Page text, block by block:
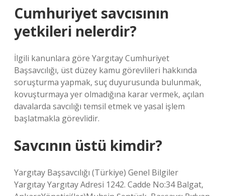
Cumhuriyet savcısının
yetkileri nelerdir?
İlgili kanunlara göre Yargıtay Cumhuriyet
Başsavcılığı, üst düzey kamu görevlileri hakkında
soruşturma yapmak, suç duyurusunda bulunmak,
kovuşturmaya yer olmadığına karar vermek, açılan
davalarda savcılığı temsil etmek ve yasal işlem
başlatmakla görevlidir.
Savcının üstü kimdir?
Yargıtay Başsavcılığı (Türkiye) Genel Bilgiler
Yargıtay Yargıtay Adresi 1242. Cadde No:34 Balgat,